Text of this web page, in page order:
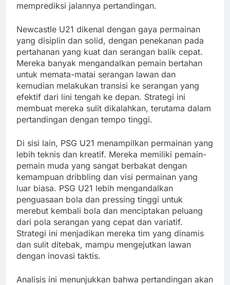
memprediksi jalannya pertandingan.
Newcastle U21 dikenal dengan gaya permainan
yang disiplin dan solid, dengan penekanan pada
pertahanan yang kuat dan serangan balik cepat.
Mereka banyak mengandalkan pemain bertahan
untuk memata-matai serangan lawan dan
kemudian melakukan transisi ke serangan yang
efektif dari lini tengah ke depan. Strategi ini
membuat mereka sulit dikalahkan, terutama dalam
pertandingan dengan tempo tinggi.
Di sisi lain, PSG U21 menampilkan permainan yang
lebih teknis dan kreatif. Mereka memiliki pemain-
pemain muda yang sangat berbakat dengan
kemampuan dribbling dan visi permainan yang
luar biasa. PSG U21 lebih mengandalkan
penguasaan bola dan pressing tinggi untuk
merebut kembali bola dan menciptakan peluang
dari pola serangan yang cepat dan variatif.
Strategi ini menjadikan mereka tim yang dinamis
dan sulit ditebak, mampu mengejutkan lawan
dengan inovasi taktis.
Analisis ini menunjukkan bahwa pertandingan akan